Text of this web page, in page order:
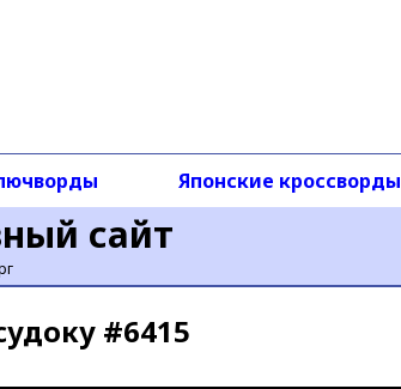
сайт
Японские кроссворды
#6415